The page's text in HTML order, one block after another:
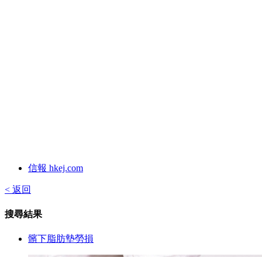
信報 hkej.com
< 返回
搜尋結果
髕下脂肪墊勞損